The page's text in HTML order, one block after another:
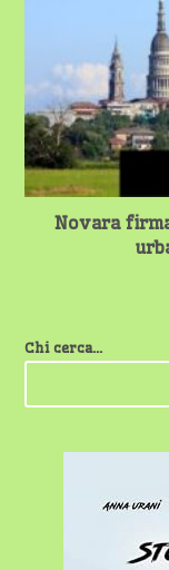
Novara
Chi cerca...